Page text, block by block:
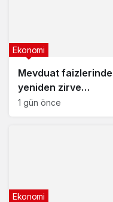
Mevduat faizlerinde
yeniden zirve
görüldü : 3 milyon
Ekonomi
1 gün önce
Ekonomi